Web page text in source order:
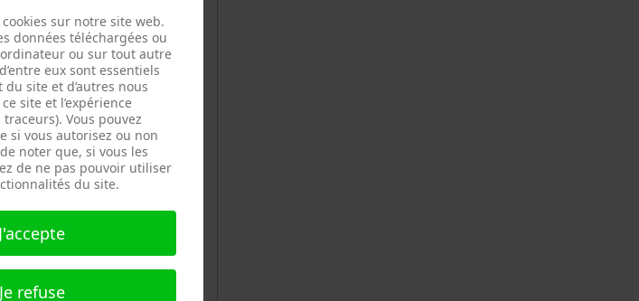
sur notre site web.
données téléchargées ou
ou sur tout autre
eux sont essentiels
site et d’autres nous
site et l’expérience
Vous pouvez
si vous autorisez ou non
noter que, si vous les
de ne pas pouvoir utiliser
du site.
J'accepte
Je refuse